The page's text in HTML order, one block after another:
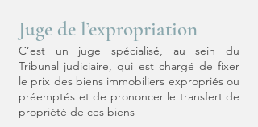
Juge de l’expropriation
C’est un juge spécialisé, au sein du
Tribunal judiciaire, qui est chargé de fixer
le prix des biens immobiliers expropriés ou
préemptés et de prononcer le transfert de
propriété de ces biens